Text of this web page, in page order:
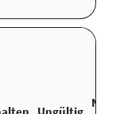
Nicht